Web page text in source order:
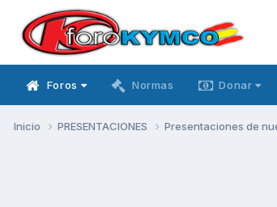
Foros Normas Donar
Inicio PRESENTACIONES Presentaciones de